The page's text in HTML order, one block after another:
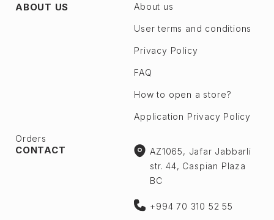
ABOUT US About us
User terms and conditions
Privacy Policy
FAQ
How to open a store?
Application Privacy Policy
Orders
CONTACT
AZ1065, Jafar Jabbarli
str. 44, Caspian Plaza
BC
+994 70 310 52 55